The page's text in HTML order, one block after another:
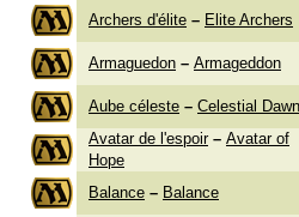
Archers d'élite – Elite Archers
Armaguedon – Armageddon
Aube céleste – Celestial Dawn
Avatar de l'espoir– Avatar of
Hope
Balance – Balance